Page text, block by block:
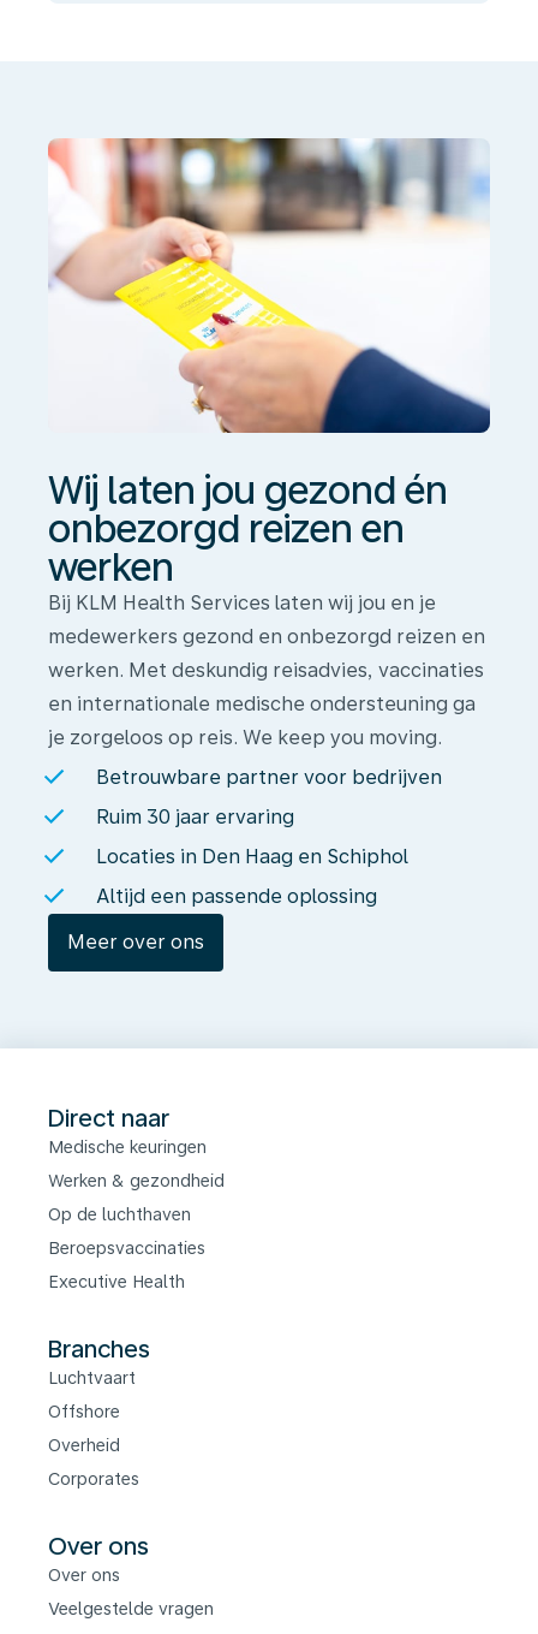
onbezorgd
reizen
werken
Wij laten jou gezond én
onbezorgd reizen en
werken
Bij KLM Health Services laten wij jou en je
medewerkers gezond en onbezorgd reizen en
werken. Met deskundig reisadvies, vaccinaties
en internationale medische ondersteuning ga
je zorgeloos op reis. We keep you moving.
Betrouwbare partner voor bedrijven
Ruim 30 jaar ervaring
Locaties in Den Haag en Schiphol
Altijd een passende oplossing
Meer over ons
Direct naar
Medische keuringen
Werken & gezondheid
Op de luchthaven
Beroepsvaccinaties
Executive Health
Branches
Luchtvaart
Offshore
Overheid
Corporates
Over ons
Over ons
Veelgestelde vragen